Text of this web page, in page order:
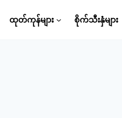
ထုတ်ကုန်များ စိုက်သီးနှံများ